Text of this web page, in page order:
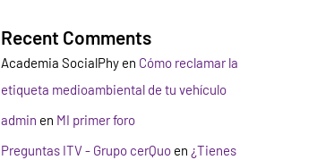
Recent Comments
Academia SocialPhy en Cómo reclamar la
etiqueta medioambiental de tu vehículo
admin en MI primer foro
Preguntas ITV - Grupo cerQuo en ¿Tienes